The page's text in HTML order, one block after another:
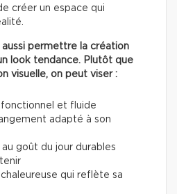
créer un espace qui
permettre la création
look tendance. Plutôt que
visuelle, on peut viser :
et fluide
adapté à son
goût du jour durables
qui reflète sa